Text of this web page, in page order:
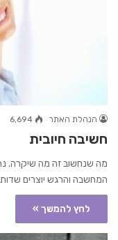
הנהלת האתר 6,694
חשיבה חיובית
מה שנחשוב זה מה שיקרה.
המחשבה והרגש יוצרים
לחץ להמשך »